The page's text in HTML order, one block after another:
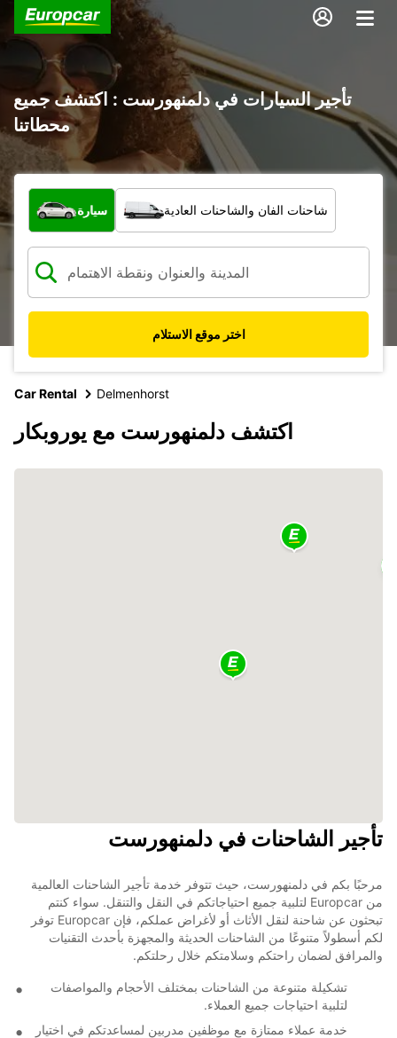
تأجير السيارات في دلمنهورست : اكتشف جميع
محطاتنا
ما نوع المركبة؟
سيارة شاحنات الفان والشاحنات العادية
اختر موقع الاستلام
Car Rental Delmenhorst
اكتشف دلمنهورست مع يوروبكار
تأجير الشاحنات في دلمنهورست
مرحبًا بكم في دلمنهورست، حيث تتوفر خدمة تأجير الشاحنات العالمية
من Europcar لتلبية جميع احتياجاتكم في النقل والتنقل. سواء كنتم
تبحثون عن شاحنة لنقل الأثاث أو لأغراض عملكم، فإن Europcar توفر
لكم أسطولاً متنوعًا من الشاحنات الحديثة والمجهزة بأحدث التقنيات
والمرافق لضمان راحتكم وسلامتكم خلال رحلتكم.
تشكيلة متنوعة من الشاحنات بمختلف الأحجام والمواصفات
لتلبية احتياجات جميع العملاء.
خدمة عملاء ممتازة مع موظفين مدربين لمساعدتكم في اختيار